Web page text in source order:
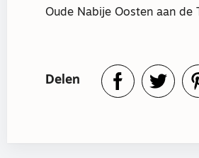
Oude Nabije Oosten aan de
Delen